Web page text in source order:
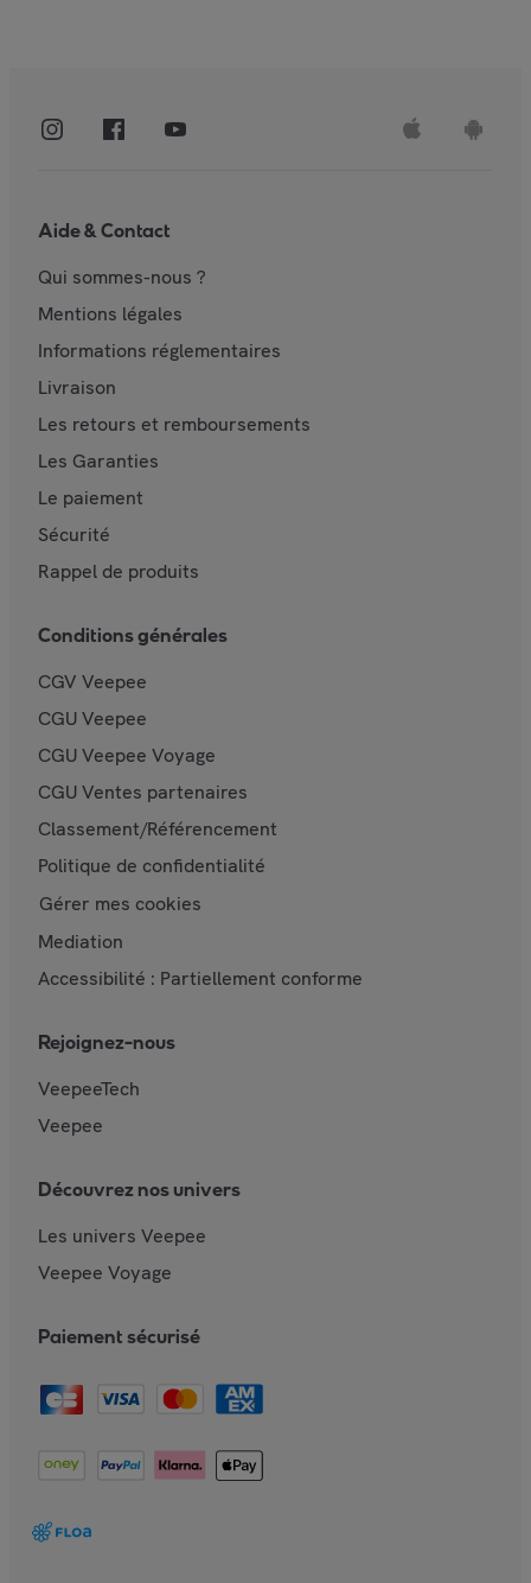
Aide & Contact
Qui sommes-nous ?
Mentions légales
Informations réglementaires
Livraison
Les retours et remboursements
Les Garanties
Le paiement
Sécurité
Rappel de produits
Conditions générales
CGV Veepee
CGU Veepee
CGU Veepee Voyage
CGU Ventes partenaires
Classement/Référencement
Politique de confidentialité
Gérer mes cookies
Mediation
Accessibilité : Partiellement conforme
Rejoignez-nous
VeepeeTech
Veepee
Découvrez nos univers
Les univers Veepee
Veepee Voyage
Paiement sécurisé